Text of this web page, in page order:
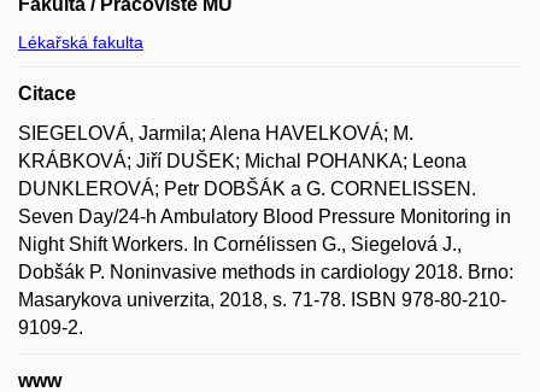
Fakulta / Pracoviště MU
Lékařská fakulta
Citace
SIEGELOVÁ, Jarmila; Alena HAVELKOVÁ; M.
KRÁBKOVÁ; Jiří DUŠEK; Michal POHANKA; Leona
DUNKLEROVÁ; Petr DOBŠÁK a G. CORNELISSEN.
Seven Day/24-h Ambulatory Blood Pressure Monitoring in
Night Shift Workers. In Cornélissen G., Siegelová J.,
Dobšák P. Noninvasive methods in cardiology 2018. Brno:
Masarykova univerzita, 2018, s. 71-78. ISBN 978-80-210-
9109-2.
www